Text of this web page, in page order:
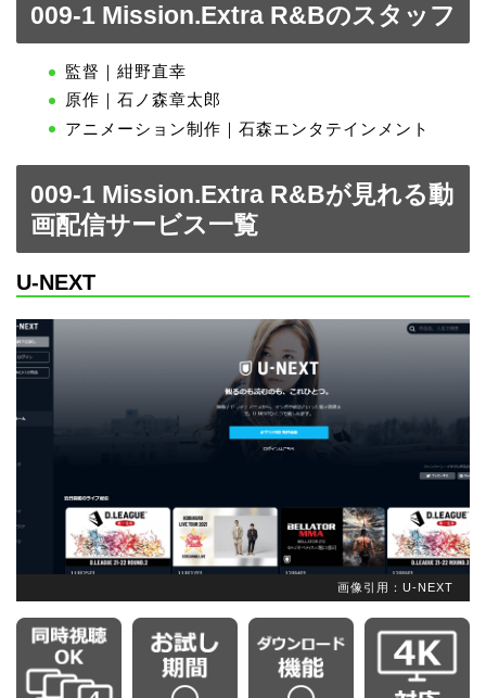
009-1 Mission.Extra R&Bのスタッフ
監督｜紺野直幸
原作｜石ノ森章太郎
アニメーション制作｜石森エンタテインメント
009-1 Mission.Extra R&Bが見れる動
画配信サービス一覧
U-NEXT
画像引用：U-NEXT